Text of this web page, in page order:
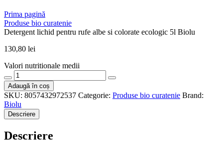
Prima pagină
Produse bio curatenie
Detergent lichid pentru rufe albe si colorate ecologic 5l Biolu
130,80 lei
Valori nutritionale medii
Cantitate
Detergent
lichid
pentru
rufe
albe
colorate
Adaugă în coș
SKU: 8057432972537 Categorie: Produse bio curatenie Brand:
Biolu
Descriere
Descriere